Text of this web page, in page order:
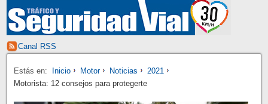
Canal RSS
Estás en: Inicio Motor Noticias
2021
Motorista: 12 consejos para protegerte